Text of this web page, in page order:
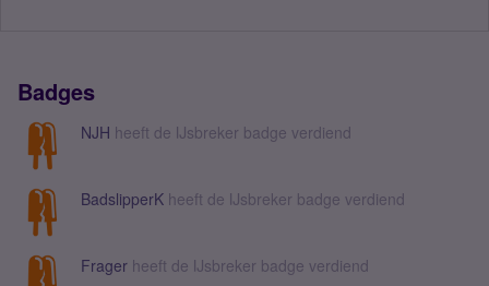
Badges
NJH heeft de IJsbreker badge verdiend
BadslipperK heeft de IJsbreker badge verdiend
Frager heeft de IJsbreker badge verdiend